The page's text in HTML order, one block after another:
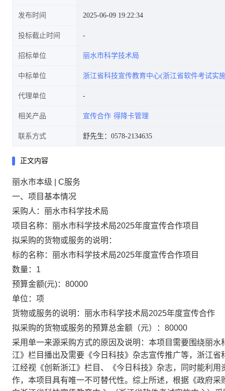
发布时间 2025-06-09 19:22:34
投标截止时间
招标单位 丽水市科学技术局
中标单位 浙江省科技宣传教育中心(浙江省软件考试实
代理单位
相关产品 宣传合作 得降卡管理
联系方式 舒先生：0578-2134635
正文内容
丽水市本级 | C服务
一、项目基本情况
采购人： 丽水市科学技术局
项目名称： 丽水市科学技术局2025年度宣传合作项目
拟采购的货物或服务的说明：
标的名称： 丽水市科学技术局2025年度宣传合作项目
数量： 1
预算金额(元)： 80000
单位： 项
货物或服务的说明： 丽水市科学技术局2025年度宣传合作
拟采购的货物或服务的预算总金额（元）： 80000
采用单一来源采购方式的原因及说明： 本项目需要围绕丽水
江》栏目播出及需要《今日科技》杂志宣传推广等，浙江
江经视《创新浙江》栏目、《今日科技》杂志，同时能利
作，本项目具有唯一不可替代性。综上所述，根据《政府